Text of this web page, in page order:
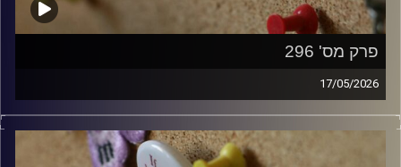
פרק מס' 296
17/05/2026
קלאסיקות רוק עם אורן הוף.
włodi